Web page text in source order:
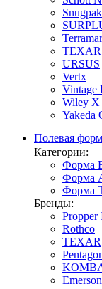
Terramar
TEXAR
URSUS
Vertx
Vintage
Wiley X
Yakeda
Полевая
Категории:
Форма
Форма
Форма
Бренды:
Propper
Rothco
TEXAR